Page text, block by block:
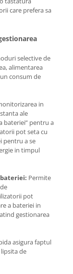
care prefera sa
selective de
alimentarea
consum de
in
ale
bateriei” pentru a
pot seta cu
pentru a se
in timpul
Permite
pot
a bateriei in
gestionarea
asigura faptul
de